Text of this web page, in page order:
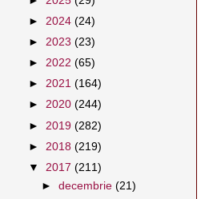
► 2024 (24)
► 2023 (23)
► 2022 (65)
► 2021 (164)
► 2020 (244)
► 2019 (282)
► 2018 (219)
▼ 2017 (211)
►decembrie(21)